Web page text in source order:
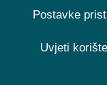
Postavke
Uvjeti